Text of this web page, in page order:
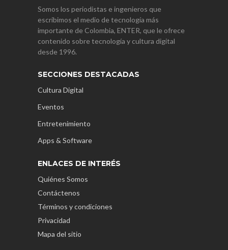
Somos los periodistas e ingenieros que
escribimos el medio de tecnología más
importante de Colombia, ENTER, que le ofrece
contenido sobre tecnología y cultura digital
desde 1996.
SECCIONES DESTACADAS
Cultura Digital
Eventos
Entretenimiento
Apps & Software
ENLACES DE INTERÉS
Quiénes Somos
Contáctenos
Términos y condiciones
Privacidad
Mapa del sitio